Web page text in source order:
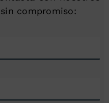
compromiso: